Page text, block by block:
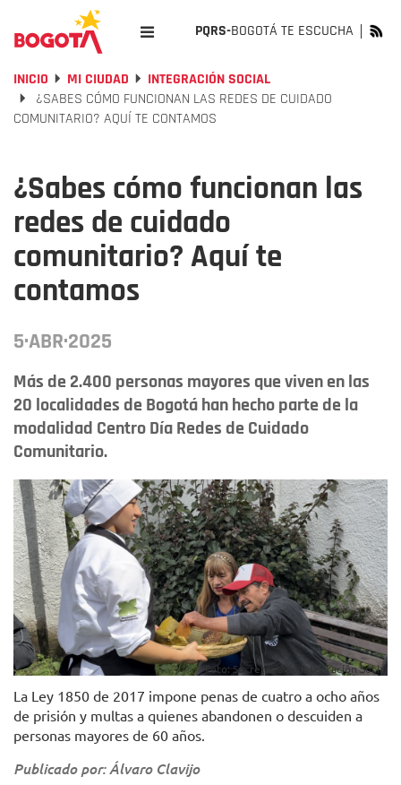
PQRS-BOGOTÁ TE ESCUCHA
INICIO MI CIUDAD
INTEGRACIÓN SOCIAL
¿SABES CÓMO FUNCIONAN LAS REDES DE CUIDADO
COMUNITARIO? AQUÍ TE CONTAMOS
¿Sabes cómo funcionan las
redes de cuidado
comunitario? Aquí te
contamos
5·ABR·2025
Más de 2.400 personas mayores que viven en las
20 localidades de Bogotá han hecho parte de la
modalidad Centro Día Redes de Cuidado
Comunitario.
Foto: Secretaría de Integración Social
La Ley 1850 de 2017 impone penas de cuatro a ocho años
de prisión y multas a quienes abandonen o descuiden a
personas mayores de 60 años.
Publicado por: Álvaro Clavijo